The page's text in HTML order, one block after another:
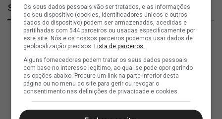
SuperVasco
Os seus dados pessoais vão ser tratados, e as informações
do seu dispositivo (cookies, identificadores únicos e outros
dados do dispositivo) podem ser armazenadas, acedidas e
partilhadas com 544 parceiros ou usadas especificamente por
este site. Nós e os nossos parceiros podemos usar dados de
geolocalização precisos. Lista de parceiros.
Alguns fornecedores podem tratar os seus dados pessoais
com base no interesse legítimo, ao qual se pode opor gerindo
as opções abaixo. Procure um link na parte inferior desta
página ou no menu do site para gerir ou revogar o
consentimento nas definições de privacidade e cookies.